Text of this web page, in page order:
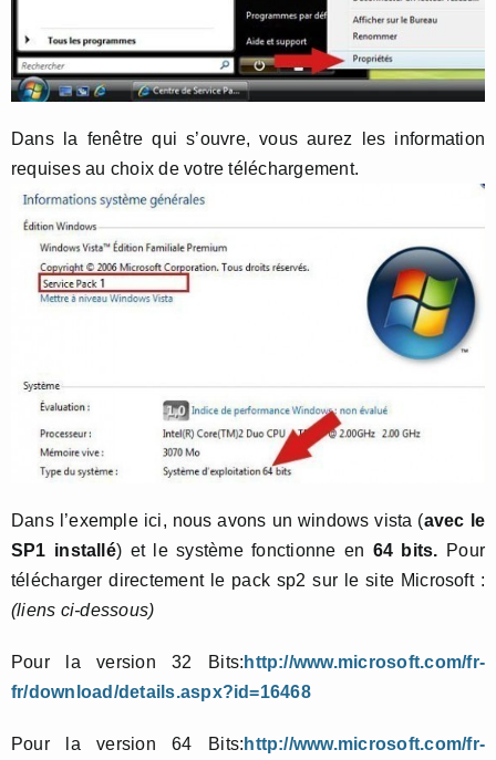
Dans la fenêtre qui s’ouvre, vous aurez les information
requises au choix de votre téléchargement.
Dans l’exemple ici, nous avons un windows vista (avec le
SP1 installé) et le système fonctionne en 64 bits. Pour
télécharger directement le pack sp2 sur le site Microsoft :
(liens ci-dessous)
Pour la version 32 Bits: http://www.microsoft.com/fr-
fr/download/details.aspx?id=16468
Pour la version 64 Bits: http://www.microsoft.com/fr-